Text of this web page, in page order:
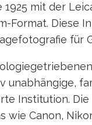
mit der
Format. Diese
für
unabhängige,
Institution. Die
wie Canon,